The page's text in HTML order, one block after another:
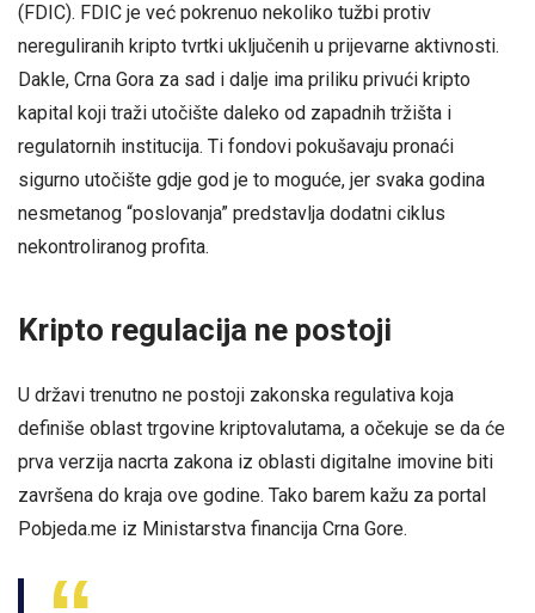
(FDIC). FDIC je već pokrenuo nekoliko tužbi protiv
nereguliranih kripto tvrtki uključenih u prijevarne aktivnosti.
Dakle, Crna Gora za sad i dalje ima priliku privući kripto
kapital koji traži utočište daleko od zapadnih tržišta i
regulatornih institucija. Ti fondovi pokušavaju pronaći
sigurno utočište gdje god je to moguće, jer svaka godina
nesmetanog “poslovanja” predstavlja dodatni ciklus
nekontroliranog profita.
Kripto regulacija ne postoji
U državi trenutno ne postoji zakonska regulativa koja
definiše oblast trgovine kriptovalutama, a očekuje se da će
prva verzija nacrta zakona iz oblasti digitalne imovine biti
završena do kraja ove godine. Tako barem kažu za portal
Pobjeda.me iz Ministarstva financija Crna Gore.